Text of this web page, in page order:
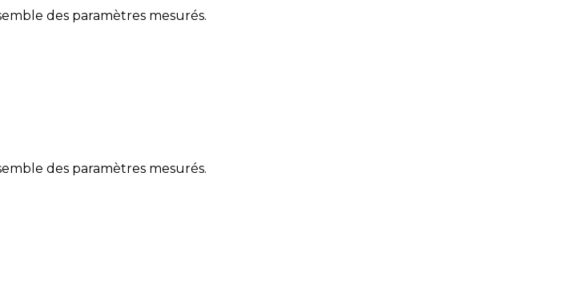
des paramètres mesurés.
des paramètres mesurés.